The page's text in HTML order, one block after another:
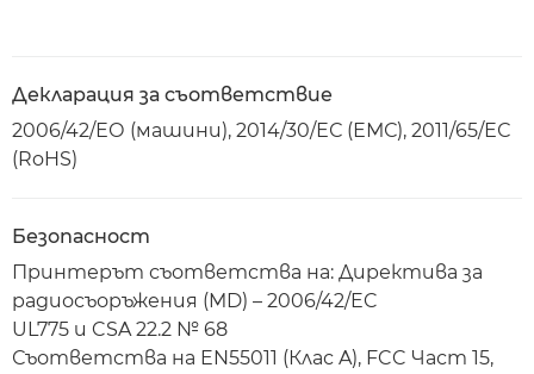
Декларация за съответствие
2006/42/ЕО (машини), 2014/30/ЕС (ЕМС), 2011/65/ЕС
(RoHS)
Безопасност
Принтерът съответства на: Директива за
радиосъоръжения (MD) – 2006/42/EC
UL775 и CSA 22.2 № 68
Съответства на EN55011 (Клас A), FCC Част 15,